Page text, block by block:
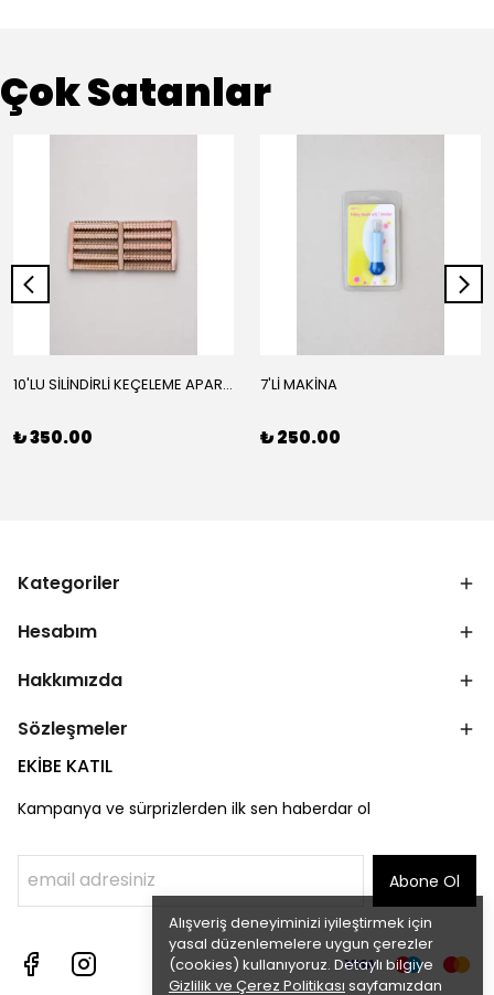
Alışveriş deneyiminizi iyileştirmek için
yasal düzenlemelere uygun çerezler
(cookies) kullanıyoruz. Detaylı bilgiye
Gizlilik ve Çerez Politikası sayfamızdan
Çok Satanlar
10'LU SİLİNDİRLİ KEÇELEME APARATI
₺ 350.00
7'Lİ MAKİNA
₺ 250.00
Kategoriler
Hesabım
Hakkımızda
Sözleşmeler
EKİBE KATIL
Kampanya ve sürprizlerden ilk sen haberdar ol
Abone Ol